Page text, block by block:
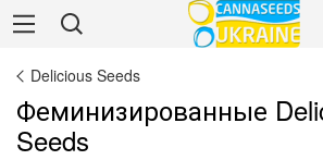
Delicious Seeds
Феминизированные
Seeds